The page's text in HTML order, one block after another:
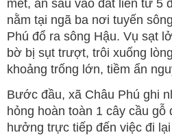
mét, ăn sâu vào đất liền từ 5
nằm tại ngã ba nơi tuyến
Phú đổ ra sông Hậu. Vụ sạt
bờ bị sụt trượt, trôi xuống
khoảng trống lớn, tiềm ẩn
Bước đầu, xã Châu Phú ghi
hỏng hoàn toàn 1 cây cầu gỗ
hưởng trực tiếp đến việc đi